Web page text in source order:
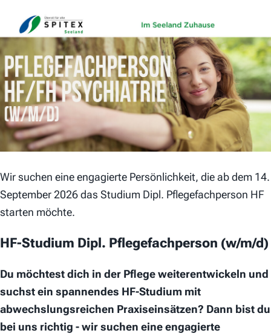
Wir suchen eine engagierte Persönlichkeit, die ab dem 14.
September 2026 das Studium Dipl. Pflegefachperson HF
starten möchte.
HF-Studium Dipl. Pflegefachperson (w/m/d)
Du möchtest dich in der Pflege weiterentwickeln und
suchst ein spannendes HF-Studium mit
abwechslungsreichen Praxiseinsätzen? Dann bist du
bei uns richtig - wir suchen eine engagierte